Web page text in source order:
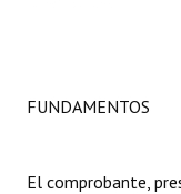
Dictámenes
FUNDAMENTOS
El comprobante,